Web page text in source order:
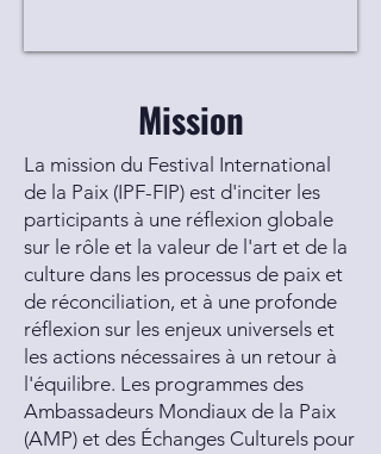
Mission
La mission du Festival International
de la Paix (IPF-FIP) est d'inciter les
participants à une réflexion globale
sur le rôle et la valeur de l'art et de la
culture dans les processus de paix et
de réconciliation, et à une profonde
réflexion sur les enjeux universels et
les actions nécessaires à un retour à
l'équilibre. Les programmes des
Ambassadeurs Mondiaux de la Paix
(AMP) et des Échanges Culturels pour